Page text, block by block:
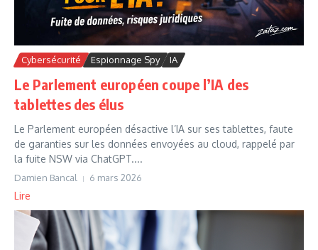
Cybersécurité Espionnage Spy IA
Le Parlement européen coupe l’IA des
tablettes des élus
Le Parlement européen désactive l’IA sur ses tablettes, faute
de garanties sur les données envoyées au cloud, rappelé par
la fuite NSW via ChatGPT....
Damien Bancal 6 mars 2026
Lire